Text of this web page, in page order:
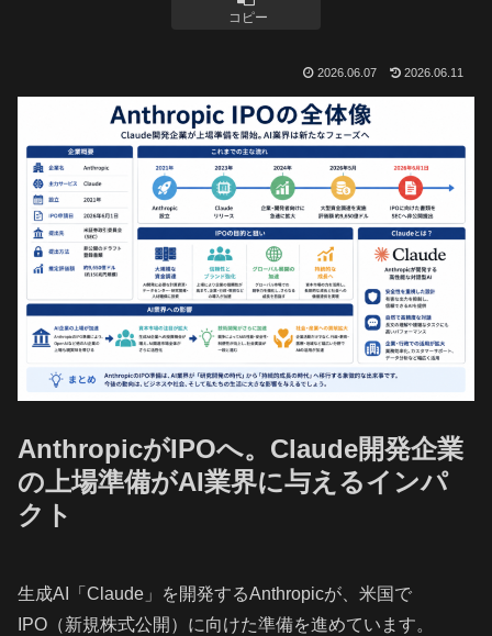
コピー
2026.06.07 2026.06.11
AnthropicがIPOへ。Claude開発企業
の上場準備がAI業界に与えるインパ
クト
生成AI「Claude」を開発するAnthropicが、米国で
IPO（新規株式公開）に向けた準備を進めています。